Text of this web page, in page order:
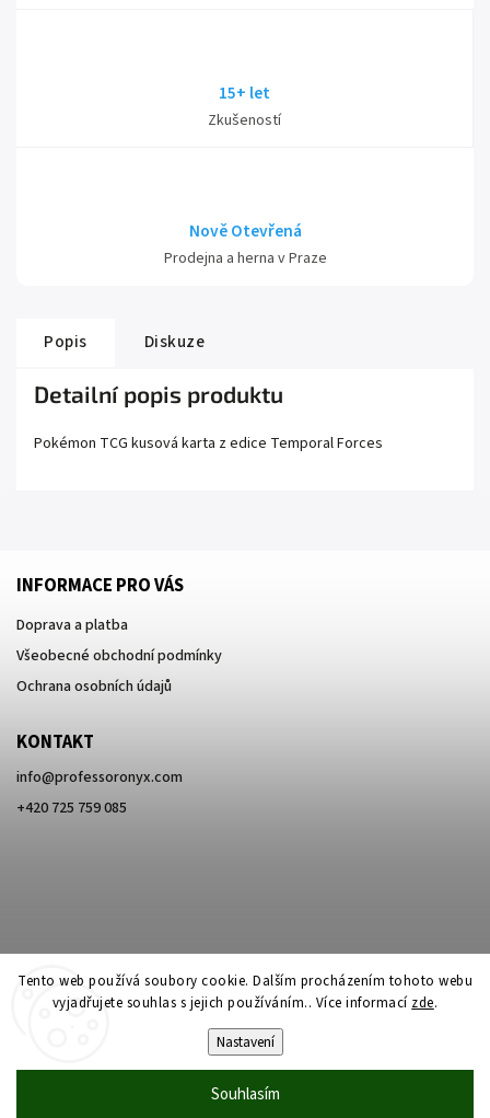
Tento web používá soubory cookie. Dalším procházením tohoto webu
vyjadřujete souhlas s jejich používáním.. Více informací zde.
Nastavení
Souhlasím
15+ let
Zkušeností
Nově Otevřená
Prodejna a herna v Praze
Popis Diskuze
Detailní popis produktu
Pokémon TCG kusová karta z edice Temporal Forces
INFORMACE PRO VÁS
Doprava a platba
Všeobecné obchodní podmínky
Ochrana osobních údajů
KONTAKT
info@professoronyx.com
+420 725 759 085
Professor Onyx. Všechna práva vyhrazena.